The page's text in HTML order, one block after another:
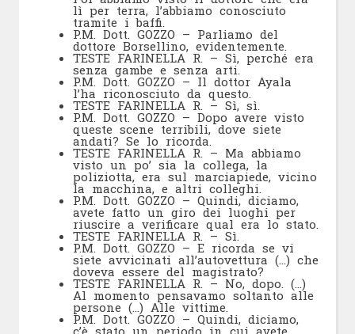
lì per terra, l’abbiamo conosciuto
tramite i baffi.
P.M. Dott. GOZZO – Parliamo del
dottore Borsellino, evidentemente.
TESTE FARINELLA R. – Sì, perché era
senza gambe e senza arti.
P.M. Dott. GOZZO – Il dottor Ayala
l’ha riconosciuto da questo.
TESTE FARINELLA R. – Sì, sì.
P.M. Dott. GOZZO – Dopo avere visto
queste scene terribili, dove siete
andati? Se lo ricorda.
TESTE FARINELLA R. – Ma abbiamo
visto un po’ sia la collega, la
poliziotta, era sul marciapiede, vicino
la macchina, e altri colleghi.
P.M. Dott. GOZZO – Quindi, diciamo,
avete fatto un giro dei luoghi per
riuscire a verificare qual era lo stato.
TESTE FARINELLA R. – Sì.
P.M. Dott. GOZZO – E ricorda se vi
siete avvicinati all’autovettura (…) che
doveva essere del magistrato?
TESTE FARINELLA R. – No, dopo. (…)
Al momento pensavamo soltanto alle
persone (…) Alle vittime.
P.M. Dott. GOZZO – Quindi, diciamo,
c’è stato un periodo in cui avete